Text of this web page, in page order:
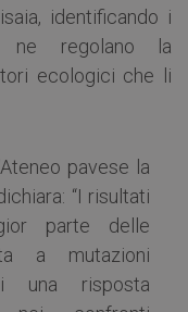
identificando i
ne regolano la
ecologici che li
pavese la
“I risultati
parte delle
a mutazioni
una risposta